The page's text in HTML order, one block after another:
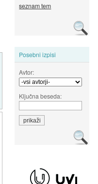
seznam tem
Posebni izpisi
Avtor:
Ključna beseda: